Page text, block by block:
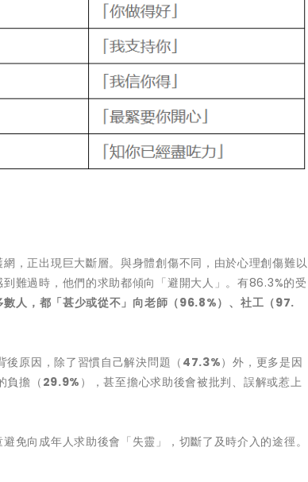
，正出現巨大斷層。與身體創傷不同，由於心理創傷難以
難過時，他們的求助都傾向「避開大人」。有86.3%的受
數人，都「甚少或從不」向老師（96.8%）、社工（97.
後原因，除了習慣自己解決問題（ 47.3%）外，更多是因
負擔（ 29.9% ），甚至擔心求助後會被批判、誤解或惹上
免向成年人求助後會「失靈」，切斷了及時介入的途徑。